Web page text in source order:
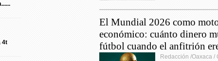
4t
El Mundial 2026 como
económico: cuánto dinero
fútbol cuando el anfitrión
Redacción /Oaxaca /